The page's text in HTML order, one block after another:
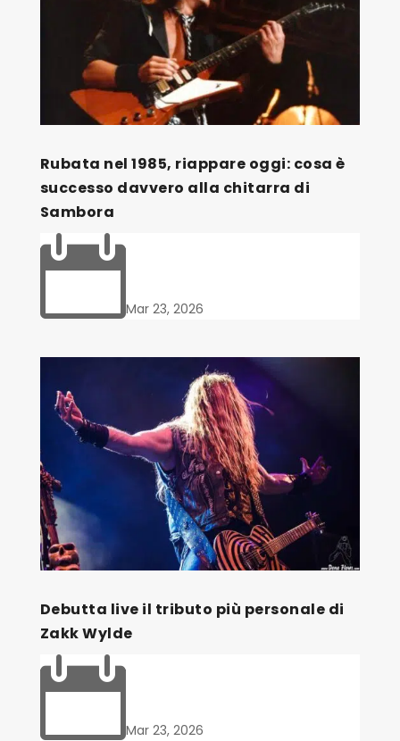
Rubata nel 1985, riappare oggi: cosa è
successo davvero alla chitarra di
Sambora
Mar 23, 2026
Debutta live il tributo più personale di
Zakk Wylde
Mar 23, 2026